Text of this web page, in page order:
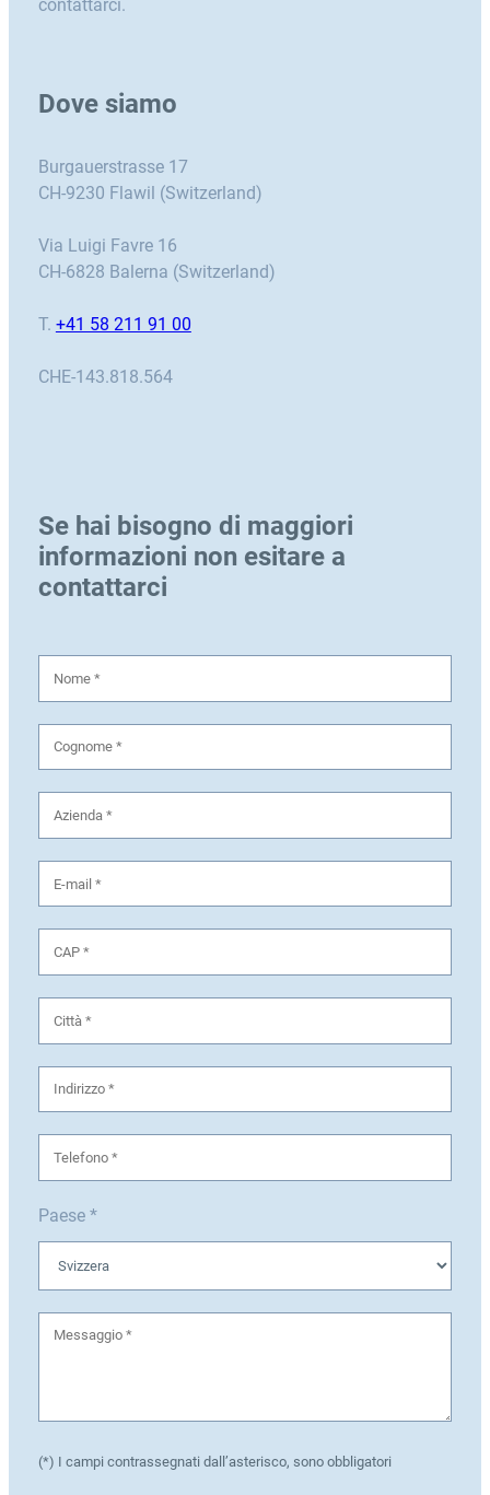
contattarci.
Dove siamo
Burgauerstrasse 17
CH-9230 Flawil (Switzerland)
Via Luigi Favre 16
CH-6828 Balerna (Switzerland)
T. +41 58 211 91 00
CHE-143.818.564
Se hai bisogno di maggiori
informazioni non esitare a
contattarci
Paese *
(*) I campi contrassegnati dall’asterisco, sono obbligatori